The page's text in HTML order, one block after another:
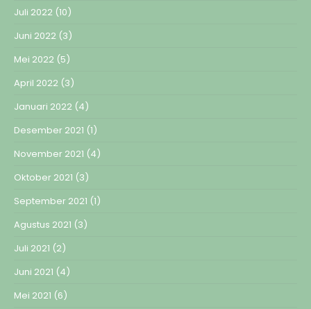
Juli 2022 (10)
Juni 2022 (3)
Mei 2022 (5)
April 2022 (3)
Januari 2022 (4)
Desember 2021 (1)
November 2021 (4)
Oktober 2021 (3)
September 2021 (1)
Agustus 2021 (3)
Juli 2021 (2)
Juni 2021 (4)
Mei 2021 (6)